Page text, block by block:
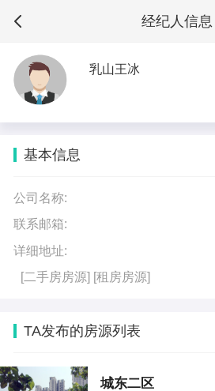
经纪人信息
乳山王冰
基本信息
公司名称:
联系邮箱:
详细地址:
[二手房房源] [租房房源]
TA发布的房源列表
城东二区